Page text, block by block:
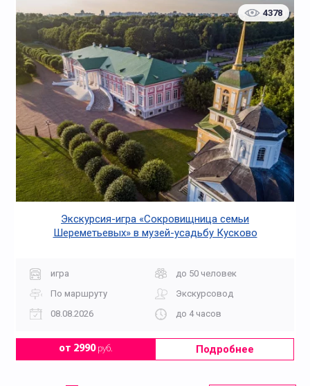
4378
Экскурсия-игра «Сокровищница семьи
Шереметьевых» в музей-усадьбу Кусково
игра
до 50 человек
По маршруту
Экскурсовод
08.08.2026
до 4 часов
от 2990руб. Подробнее